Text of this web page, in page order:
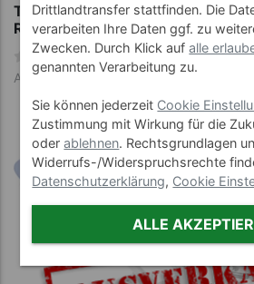
Therapieliege Smart ST3 DS
Radhebesystem
Art-Nr. 23321--01
Drittlandtransfer stattfinden. Die
verarbeiten Ihre Daten ggf. zu
Zwecken. Durch Klick aufalle
genannten Verarbeitung zu.
Sie können jederzeit Cookie
Zustimmung mit Wirkung für die
oderablehnen. Rechtsgrundlagen
Widerrufs-/Widerspruchsrechte
Datenschutzerklärung, Cookie
ALLE